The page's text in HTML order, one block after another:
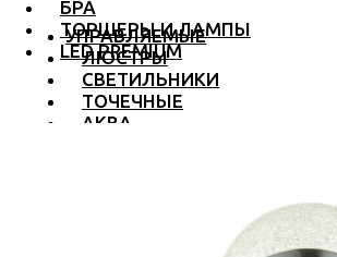
БРА
ТОРШЕРЫ И ЛАМПЫ
LED PREMIUM
УПРАВЛЯЕМЫЕ
ЛЮСТРЫ
СВЕТИЛЬНИКИ
ТОЧЕЧНЫЕ
АКВА